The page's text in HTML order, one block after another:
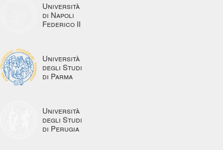
Università
di Napoli
Federico II
Università
degli Studi
di Parma
Università
degli Studi
di Perugia